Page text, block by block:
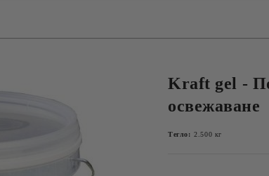
Kraft gel -
освежаване
Тегло: 2.500 кг